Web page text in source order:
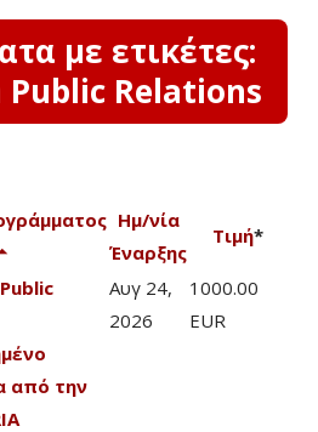
με ετικέτες:
Relations
Ημ/νία
Έναρξης
Τιμή*
από την
Αυγ 24,
2026
1000.00
EUR